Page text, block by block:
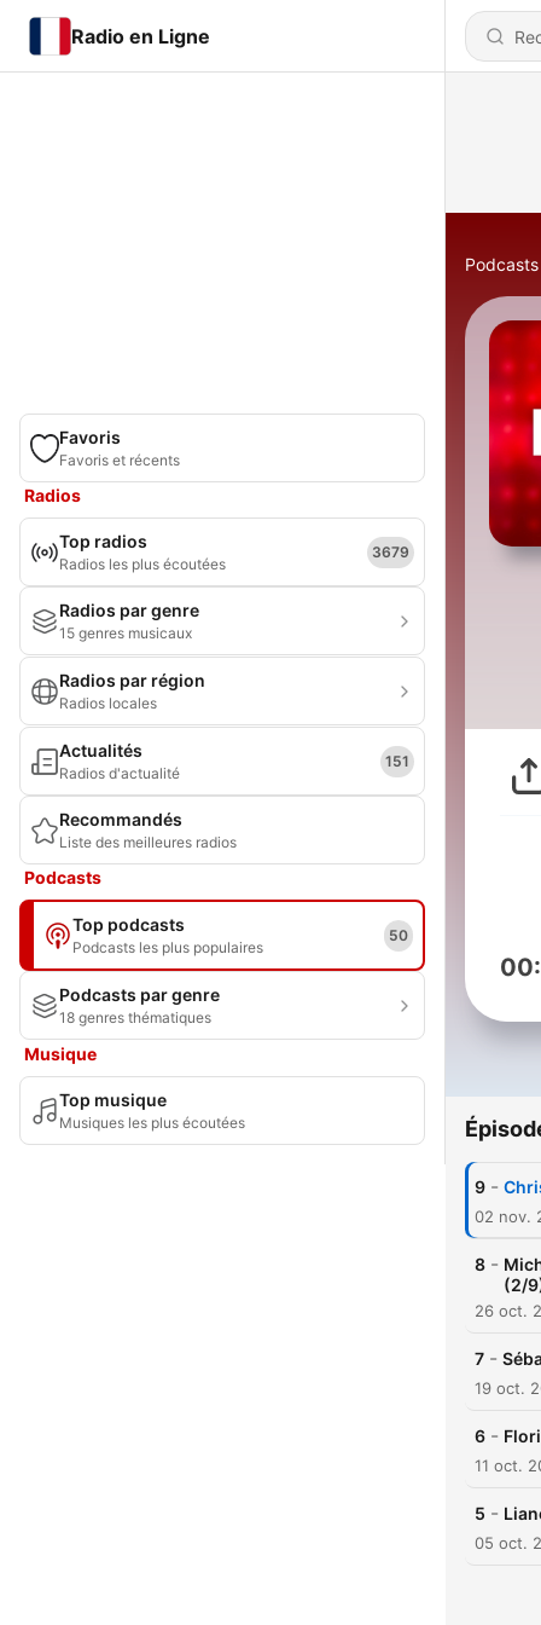
Radio en Ligne
Favoris
Favoris et récents
Radios
Top radios
Radios les plus écoutées
3679
Radios par genre
15 genres musicaux
Radios par région
Radios locales
Actualités
Radios d'actualité
151
Recommandés
Liste des meilleures radios
Podcasts
Top podcasts
Podcasts les plus populaires
50
Podcasts par genre
18 genres thématiques
Musique
Top musique
Musiques les plus écoutées
Podcasts
9 -
02 nov.
8 -
(2/
26 oct.
7 -
19 oct.
6 -
11 oct.
5 -
05 oct.